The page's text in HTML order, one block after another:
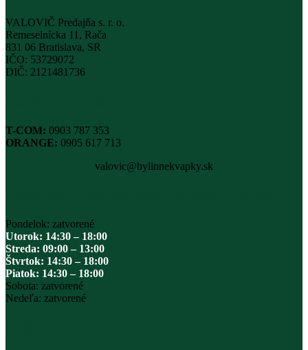
VALOVIČ Predajňa s. r. o.
Remeselnícka 11, Rača
831 06 Bratislava, SR
IČO: 53729072
DIČ: 2121481736
T-COM: 0903 787 353
ORANGE: 0905 617 713
valovic@bylinnekvapky.sk
Pondelok: zatvorené
Utorok: 14:30 – 18:00
Streda: 09:00 – 13:00
Štvrtok: 14:30 – 18:00
Piatok: 14:30 – 18:00
Sobota: zatvorené
Nedeľa: zatvorené